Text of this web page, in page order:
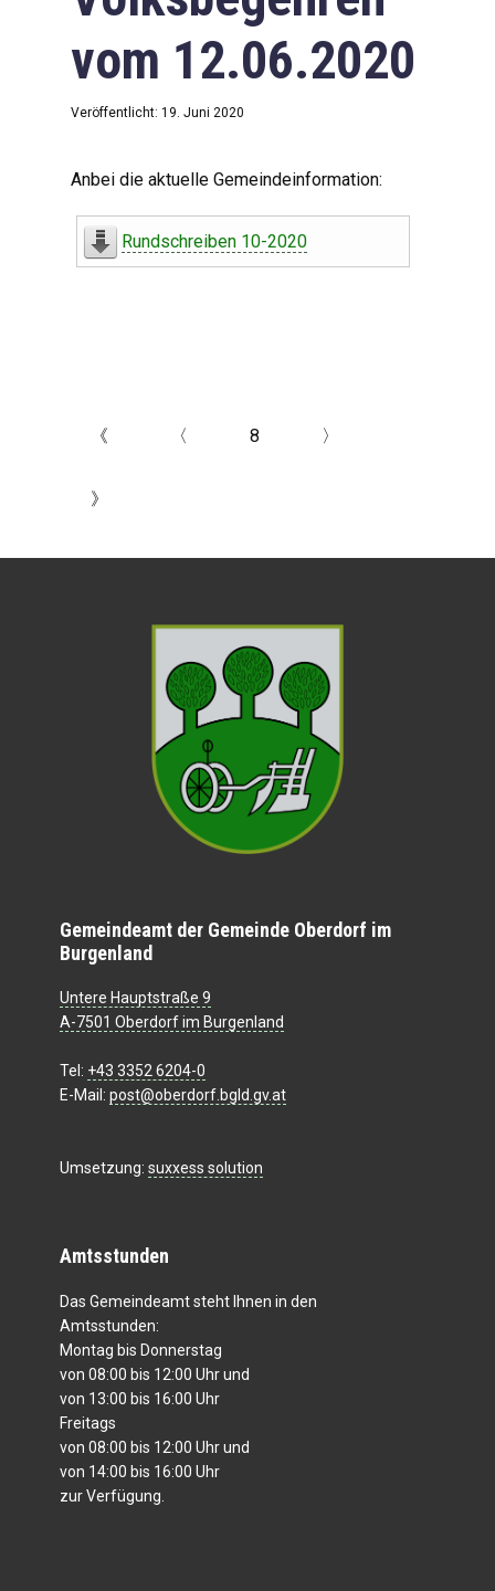
vom 12.06.2020
Veröffentlicht: 19. Juni 2020
Anbei die aktuelle Gemeindeinformation:
Rundschreiben 10-2020
《 〈 8 〉
》
Gemeindeamt der Gemeinde Oberdorf im
Burgenland
Untere Hauptstraße 9
A-7501 Oberdorf im Burgenland
Tel: +43 3352 6204-0
E-Mail: post@oberdorf.bgld.gv.at
Umsetzung: suxxess solution
Amtsstunden
Das Gemeindeamt steht Ihnen in den
Amtsstunden:
Montag bis Donnerstag
von 08:00 bis 12:00 Uhr und
von 13:00 bis 16:00 Uhr
Freitags
von 08:00 bis 12:00 Uhr und
von 14:00 bis 16:00 Uhr
zur Verfügung.